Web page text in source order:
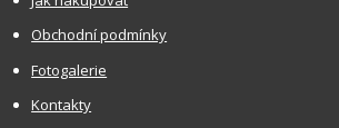
Obchodní podmínky
Fotogalerie
Kontakty